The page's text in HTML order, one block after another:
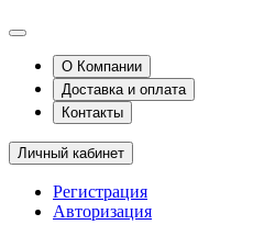
О Компании
Доставка и оплата
Контакты
Личный кабинет
Регистрация
Авторизация